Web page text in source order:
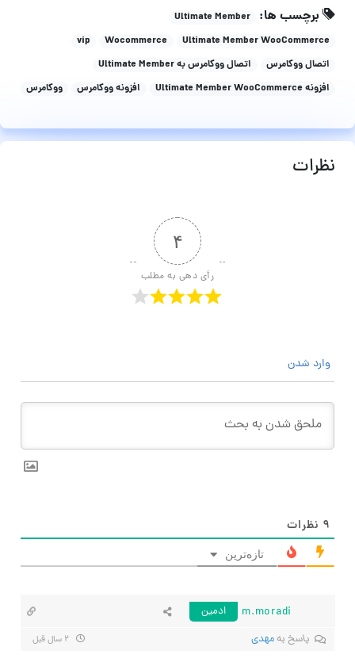
برچسب ها:
Ultimate Member
Ultimate Member WooCommerce
Wocommerce
vip
اتصال ووکامرس
اتصال ووکامرس به Ultimate Member
افزونه Ultimate Member WooCommerce
افزونه ووکامرس ووکامرس
نظرات
۴
رأی دهی به مطلب
وارد شدن
۹ نظرات
تازه‌ترین
m.moradi
ادمین
پاسخ بهمهدی